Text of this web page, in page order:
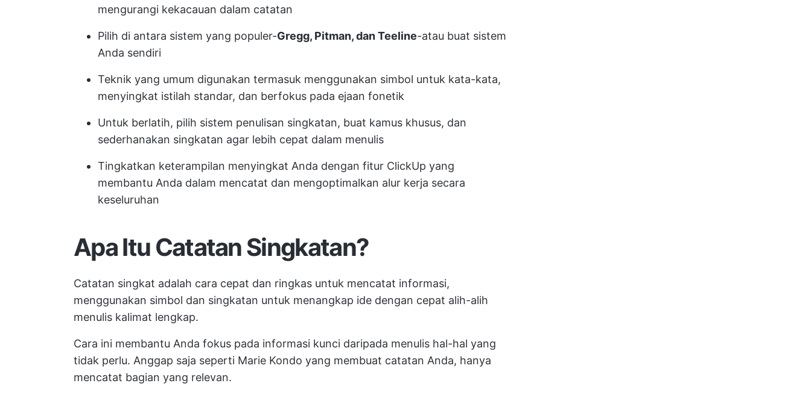
mengurangi kekacauan dalam catatan
Pilih di antara sistem yang populer-Gregg, Pitman, dan Teeline-atau buat sistem
Anda sendiri
Teknik yang umum digunakan termasuk menggunakan simbol untuk kata-kata,
menyingkat istilah standar, dan berfokus pada ejaan fonetik
Untuk berlatih, pilih sistem penulisan singkatan, buat kamus khusus, dan
sederhanakan singkatan agar lebih cepat dalam menulis
Tingkatkan keterampilan menyingkat Anda dengan fitur ClickUp yang
membantu Anda dalam mencatat dan mengoptimalkan alur kerja secara
keseluruhan
Apa Itu Catatan Singkatan?
Catatan singkat adalah cara cepat dan ringkas untuk mencatat informasi,
menggunakan simbol dan singkatan untuk menangkap ide dengan cepat alih-alih
menulis kalimat lengkap.
Cara ini membantu Anda fokus pada informasi kunci daripada menulis hal-hal yang
tidak perlu. Anggap saja seperti Marie Kondo yang membuat catatan Anda, hanya
mencatat bagian yang relevan.